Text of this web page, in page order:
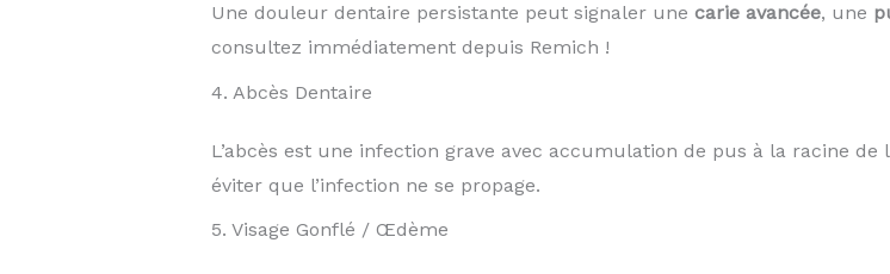
Une douleur dentaire persistante peut signaler une carie avancée, une
consultez immédiatement depuis Remich !
4. Abcès Dentaire
L’abcès est une infection grave avec accumulation de pus à la racine de
éviter que l’infection ne se propage.
5. Visage Gonflé / Œdème